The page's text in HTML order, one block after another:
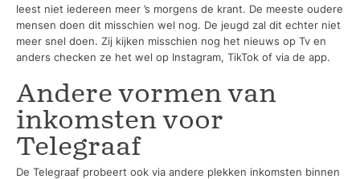
leest niet iedereen meer ’s morgens de krant. De meeste oudere
mensen doen dit misschien wel nog. De jeugd zal dit echter niet
meer snel doen. Zij kijken misschien nog het nieuws op Tv en
anders checken ze het wel op Instagram, TikTok of via de app.
Andere vormen van
inkomsten voor
Telegraaf
De Telegraaf probeert ook via andere plekken inkomsten binnen